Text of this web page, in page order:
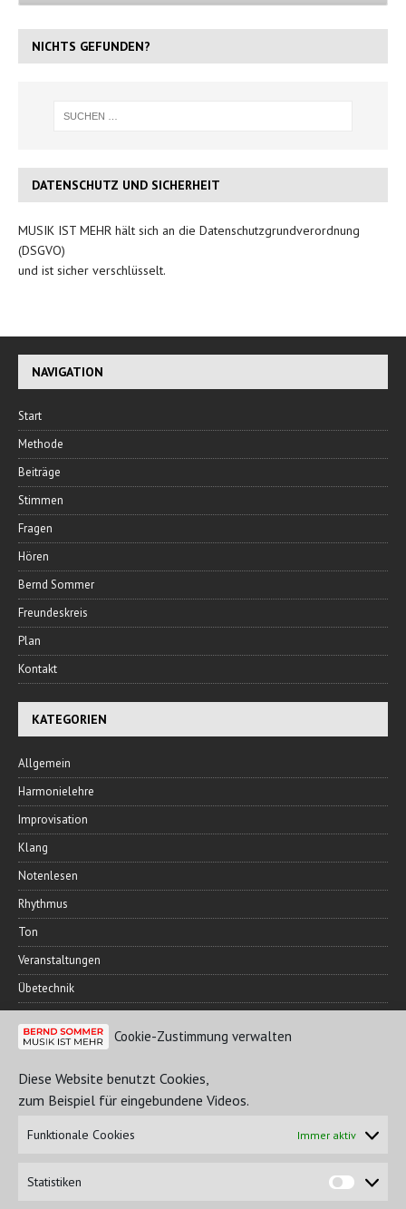
Cookie-Zustimmung verwalten
Diese Website benutzt Cookies,
zum Beispiel für eingebundene Videos.
Funktionale Cookies Immer aktiv
Statistiken
NICHTS GEFUNDEN?
DATENSCHUTZ UND SICHERHEIT
MUSIK IST MEHR hält sich an die Datenschutzgrundverordnung
(DSGVO)
und ist sicher verschlüsselt.
NAVIGATION
Start
Methode
Beiträge
Stimmen
Fragen
Hören
Bernd Sommer
Freundeskreis
Plan
Kontakt
KATEGORIEN
Allgemein
Harmonielehre
Improvisation
Klang
Notenlesen
Rhythmus
Ton
Veranstaltungen
Übetechnik
FREUNDESKREIS